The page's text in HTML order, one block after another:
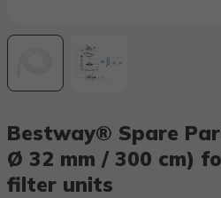
Bestway® Spare
Ø 32 mm / 300 cm)
filter units